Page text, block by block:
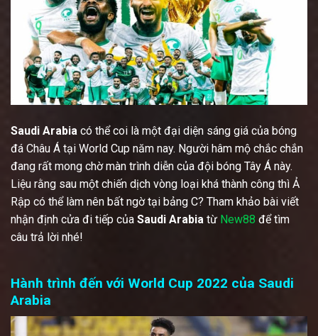
Saudi Arabia có thể coi là một đại diện sáng giá của bóng
đá Châu Á tại World Cup năm nay. Người hâm mộ chắc chắn
đang rất mong chờ màn trình diễn của đội bóng Tây Á này.
Liệu rằng sau một chiến dịch vòng loại khá thành công thì Ả
Rập có thể làm nên bất ngờ tại bảng C? Tham khảo bài viết
nhận định cửa đi tiếp của Saudi Arabia từ New88 để tìm
câu trả lời nhé!
Hành trình đến với World Cup 2022 của Saudi
Arabia